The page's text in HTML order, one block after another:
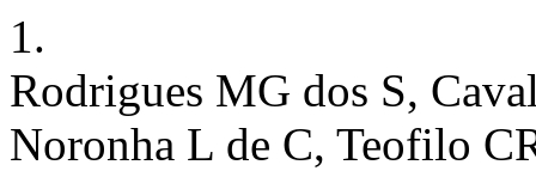
1.
Rodrigues MG dos S,
Noronha L de C, Teofilo